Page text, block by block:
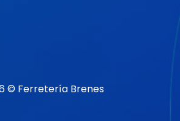
© Ferretería Brenes